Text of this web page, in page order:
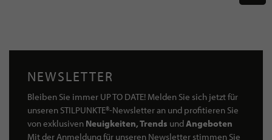
NEWSLETTER
Bleiben Sie immer UP TO DATE! Melden Sie sich jetzt für
unseren STILPUNKTE®-Newsletter an und profitieren Sie
von exklusiven Neuigkeiten, Trends undAngeboten
Mit der Anmeldung für unseren Newsletter stimmen Sie